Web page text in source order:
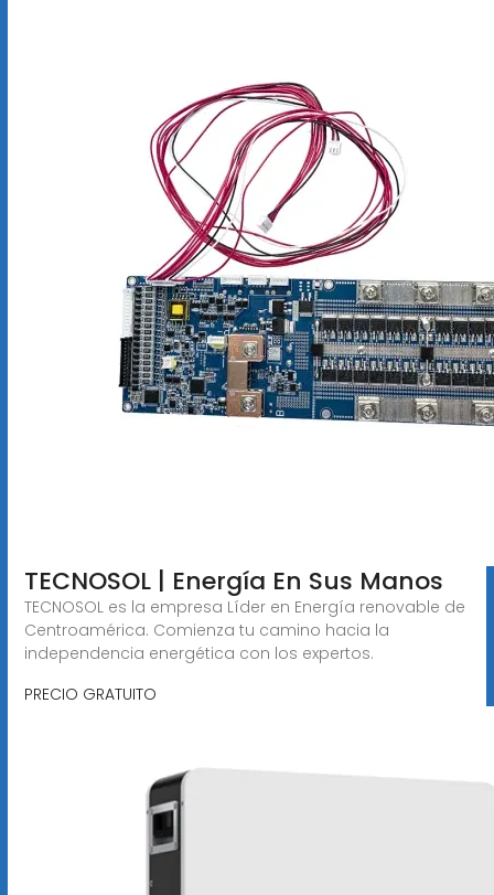
TECNOSOL | Energía En Sus Manos
TECNOSOL es la empresa Líder en Energía renovable de
Centroamérica. Comienza tu camino hacia la
independencia energética con los expertos.
PRECIO GRATUITO